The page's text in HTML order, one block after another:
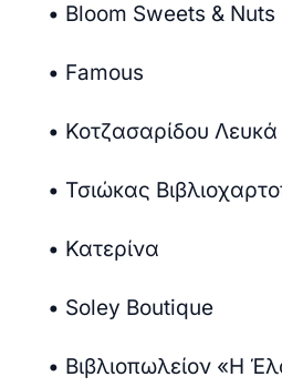
• Bloom Sweets & Nuts
• Famous
• Κοτζασαρίδου Λευκά
• Τσιώκας
• Κατερίνα
• Soley Boutique
• Βιβλιοπωλείον «Η